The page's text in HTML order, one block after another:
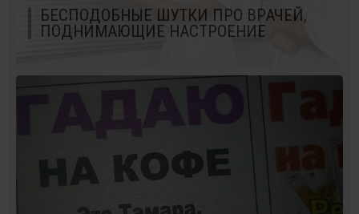
БЕСПОДОБНЫЕ ШУТКИ ПРО ВРАЧЕЙ,
ПОДНИМАЮЩИЕ НАСТРОЕНИЕ